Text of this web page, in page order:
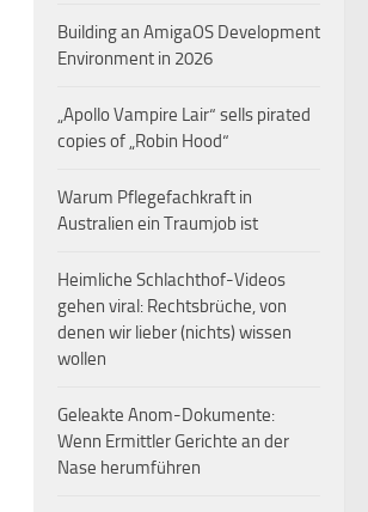
Building an AmigaOS Development
Environment in 2026
„Apollo Vampire Lair“ sells pirated
copies of „Robin Hood“
Warum Pflegefachkraft in
Australien ein Traumjob ist
Heimliche Schlachthof-Videos
gehen viral: Rechtsbrüche, von
denen wir lieber (nichts) wissen
wollen
Geleakte Anom-Dokumente:
Wenn Ermittler Gerichte an der
Nase herumführen